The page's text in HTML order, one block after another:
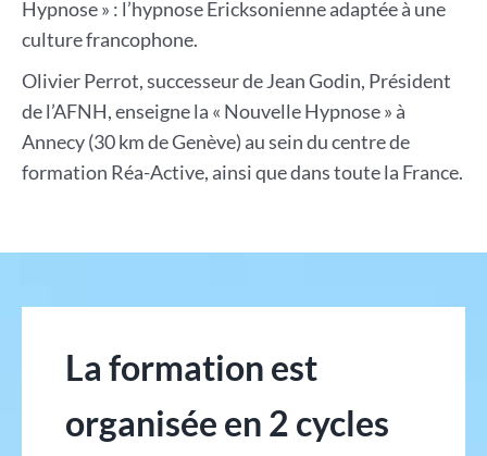
Hypnose » : l’hypnose Ericksonienne adaptée à une
culture francophone.
Olivier Perrot, successeur de Jean Godin, Président
de l’AFNH, enseigne la « Nouvelle Hypnose » à
Annecy (30 km de Genève) au sein du centre de
formation Réa-Active, ainsi que dans toute la France.
La formation est
organisée en 2 cycles